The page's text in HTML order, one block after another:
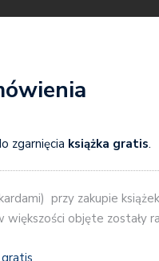
zgarnięcia książka gratis.
przy zakupie książek
większości objęte zostały